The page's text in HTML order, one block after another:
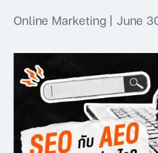
Online Marketing| June